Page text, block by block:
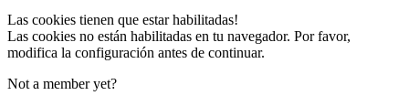
Las cookies tienen que estar habilitadas!
Las cookies no están habilitadas en tu navegador. Por favor,
modifica la configuración antes de continuar.
Not a member yet?